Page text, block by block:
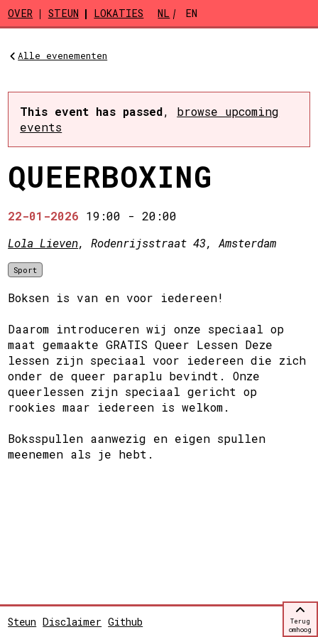
Skip to main content
OVER STEUN LOKATIES NL EN
Alle evenementen
This event has passed, browse upcoming
events
QUEERBOXING
22-01-2026 19:00 -20:00
Lola Lieven, Rodenrijsstraat 43, Amsterdam
Sport
Boksen is van en voor iedereen!
Daarom introduceren wij onze speciaal op
maat gemaakte GRATIS Queer Lessen Deze
lessen zijn speciaal voor iedereen die zich
onder de queer paraplu bevindt. Onze
queerlessen zijn speciaal gericht op
rookies maar iedereen is welkom.
Boksspullen aanwezig en eigen spullen
meenemen als je hebt.
Steun Disclaimer Github
Terug
omhoog